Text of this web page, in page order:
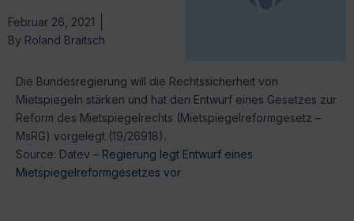
Februar 26, 2021
By Roland Braitsch
Die Bundesregierung will die Rechtssicherheit von
Mietspiegeln stärken und hat den Entwurf eines Gesetzes zur
Reform des Mietspiegelrechts (Mietspiegelreformgesetz –
MsRG) vorgelegt (19/26918).
Source: Datev – Regierung legt Entwurf eines
Mietspiegelreformgesetzes vor